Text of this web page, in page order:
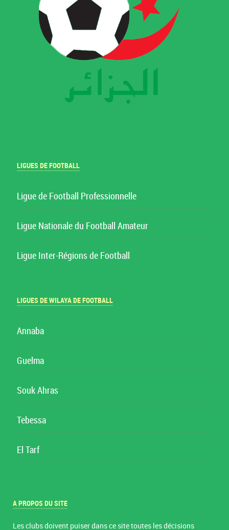
LIGUES DE FOOTBALL
Ligue de Football Professionnelle
Ligue Nationale du Football Amateur
Ligue Inter-Régions de Football
LIGUES DE WILAYA DE FOOTBALL
Annaba
Guelma
Souk Ahras
Tebessa
El Tarf
A PROPOS DU SITE
Les clubs doivent puiser dans ce site toutes les décisions